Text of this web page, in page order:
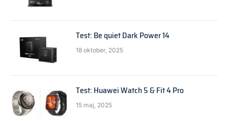
Test: Be quiet Dark Power 14
18 oktober, 2025
Test: Huawei Watch 5 & Fit 4 Pro
15 maj, 2025